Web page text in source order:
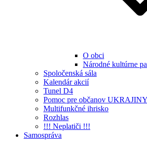
O obci
Národné kultúrne
Spoločenská sála
Kalendár akcií
Tunel D4
Pomoc pre občanov UKRAJINY
Multifunkčné ihrisko
Rozhlas
!!! Neplatiči !!!
Samospráva